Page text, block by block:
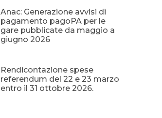
Anac: Generazione avvisi di
pagamento pagoPA per le
gare pubblicate da maggio a
giugno 2026
Rendicontazione spese
referendum del 22 e 23 marzo
entro il 31 ottobre 2026.